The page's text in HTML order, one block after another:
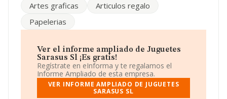
teniendo en cuenta la información a disposición de
INFORMA, ha contado con un número de empleados
Acerca de la información en los distintos rankings: en
2025, en la clasificación del sector, la empresa se ha
colocado 20 puestos más abajo y su posición actual es
391 (el año anterior estaba en 371). Antes de la
compañía, en el ranking del sector, están empresas
como:Xoguetes Brinca, S.LyXogotel S.L; algunas de
Artes graficas
Articulos regalo
Papelerias
Ver el informe ampliado de Juguetes
Sarasus Sl ¡Es gratis!
Regístrate en eInforma y te regalamos el
Informe Ampliado de esta empresa.
VER INFORME AMPLIADO DE JUGUETES
SARASUS SL